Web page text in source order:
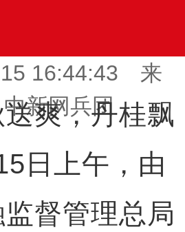
16:44:43 来
新网兵团
，丹桂飘
日上午，由
督管理总局